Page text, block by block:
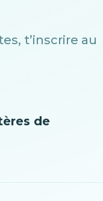
t’inscrire au
de